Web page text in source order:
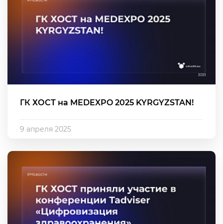
ГК ХОСТ на MEDEXPO 2025 KYRGYZSTAN!
9 апреля 2025